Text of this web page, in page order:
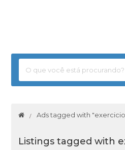
Ads tagged with
Listings tagged with